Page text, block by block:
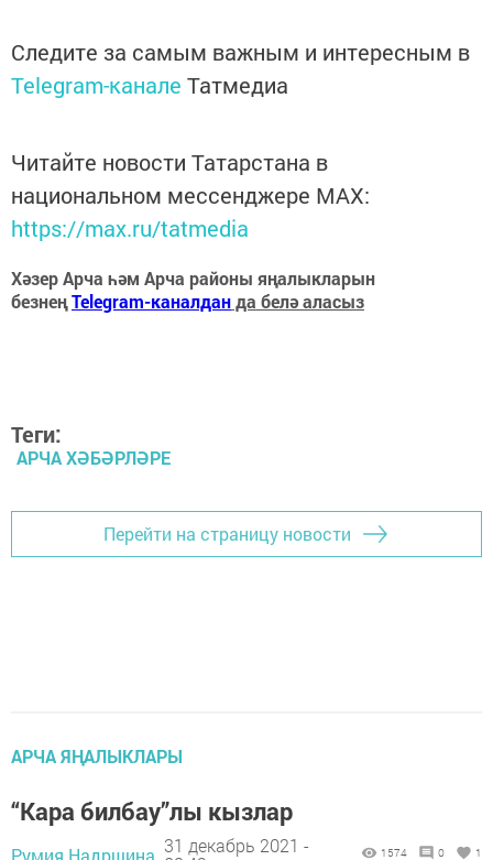
Следите за самым важным и интересным в
Telegram-канале Татмедиа
Читайте новости Татарстана в
национальном мессенджере MАХ:
https://max.ru/tatmedia
Хәзер Арча һәм Арча районы яңалыкларын
безнеңTelegram-каналданда белә аласыз
Теги:
АРЧА ХӘБӘРЛӘРЕ
Перейти на страницу новости
АРЧА ЯҢАЛЫКЛАРЫ
“Кара билбау”лы кызлар
Румия Надршина, 31 декабрь 2021 -
1574 0 1